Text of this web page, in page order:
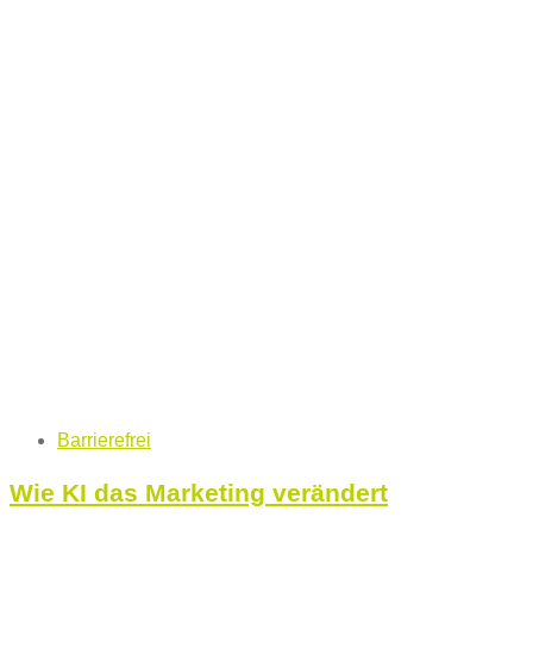
Tags Barrierefrei
Wie KI das Marketing verändert